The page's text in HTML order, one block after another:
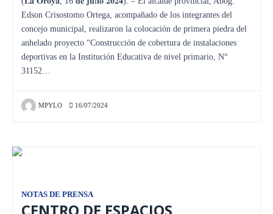
Edson Crisostomo Ortega, acompañado de los integrantes del
concejo municipal, realizaron la colocación de primera piedra del
anhelado proyecto “Construcción de cobertura de instalaciones
deportivas en la Institución Educativa de nivel primario, N°
31152…
MPYLO 16/07/2024
NOTAS DE PRENSA